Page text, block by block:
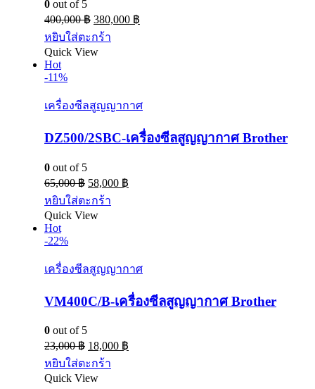
0 out of 5
400,000฿ 380,000 ฿
หยิบใส่ตะกร้า
Quick View
Hot
-11%
เครื่องซีลสูญญากาศ
DZ500/2SBC-เครื่องซีลสูญญากาศ Brother
0 out of 5
65,000฿ 58,000 ฿
หยิบใส่ตะกร้า
Quick View
Hot
-22%
เครื่องซีลสูญญากาศ
VM400C/B-เครื่องซีลสูญญากาศ Brother
0 out of 5
23,000฿ 18,000 ฿
หยิบใส่ตะกร้า
Quick View